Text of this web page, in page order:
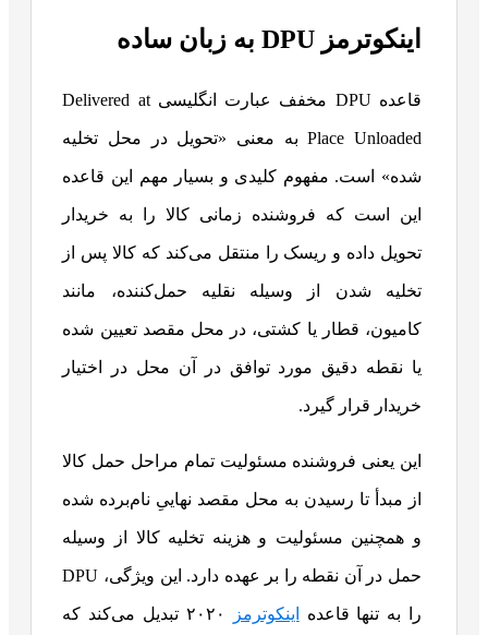
اینکوترمز DPU به زبان ساده
قاعده DPU مخفف عبارت انگلیسی Delivered at
Place Unloaded به معنی «تحویل در محل تخلیه
شده» است. مفهوم کلیدی و بسیار مهم این قاعده
این است که فروشنده زمانی کالا را به خریدار
تحویل داده و ریسک را منتقل می‌کند که کالا پس از
تخلیه شدن از وسیله نقلیه حمل‌کننده، مانند
کامیون، قطار یا کشتی، در محل مقصد تعیین شده
یا نقطه دقیق مورد توافق در آن محل در اختیار
خریدار قرار گیرد.
این یعنی فروشنده مسئولیت تمام مراحل حمل کالا
از مبدأ تا رسیدن به محل مقصد نهاییِ نام‌برده شده
و همچنین مسئولیت و هزینه تخلیه کالا از وسیله
حمل در آن نقطه را بر عهده دارد. این ویژگی، DPU
را به تنها قاعده اینکوترمز ۲۰۲۰ تبدیل می‌کند که